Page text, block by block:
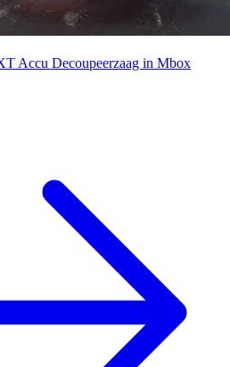
Accu Decoupeerzaag in Mbox